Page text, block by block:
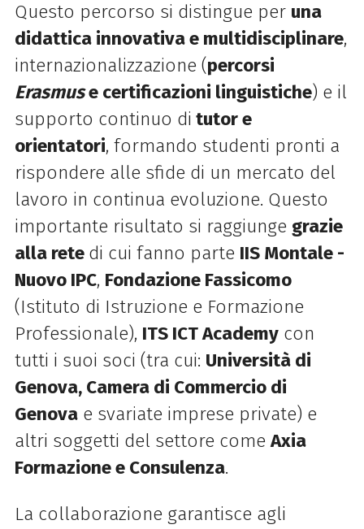
Questo percorso si distingue per una
didattica innovativa e multidisciplinare,
internazionalizzazione (percorsi
Erasmuse certificazioni linguistiche) e il
supporto continuo di tutor e
orientatori, formando studenti pronti a
rispondere alle sfide di un mercato del
lavoro in continua evoluzione. Questo
importante risultato si raggiunge grazie
alla rete di cui fanno parte IIS Montale -
Nuovo IPC, Fondazione Fassicomo
(Istituto di Istruzione e Formazione
Professionale), ITS ICT Academycon
tutti i suoi soci (tra cui: Università di
Genova, Camera di Commercio di
Genovae svariate imprese private) e
altri soggetti del settore comeAxia
Formazione e Consulenza.
La collaborazione garantisce agli